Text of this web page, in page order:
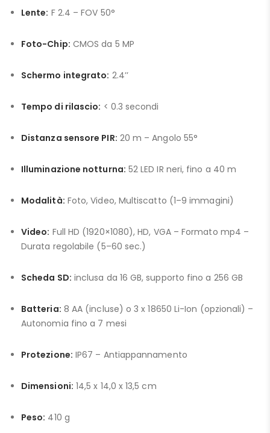
Lente: F 2.4 – FOV 50°
Foto-Chip: CMOS da 5 MP
Schermo integrato: 2.4’’
Tempo di rilascio: < 0.3 secondi
Distanza sensore PIR: 20 m – Angolo 55°
Illuminazione notturna: 52 LED IR neri, fino a 40 m
Modalità: Foto, Video, Multiscatto (1–9 immagini)
Video: Full HD (1920×1080), HD, VGA – Formato mp4 –
Durata regolabile (5–60 sec.)
Scheda SD: inclusa da 16 GB, supporto fino a 256 GB
Batteria: 8 AA (incluse) o 3 x 18650 Li-Ion (opzionali) –
Autonomia fino a 7 mesi
Protezione: IP67 – Antiappannamento
Dimensioni: 14,5 x 14,0 x 13,5 cm
Peso: 410 g